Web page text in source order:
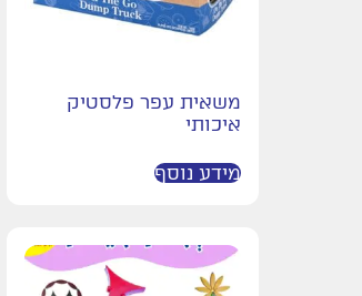
משאית עפר פלסטיק
איכותי
מידע נוסף